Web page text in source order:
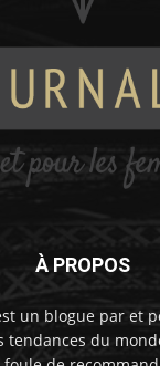
À PROPOS
un blogue par et
tendances du